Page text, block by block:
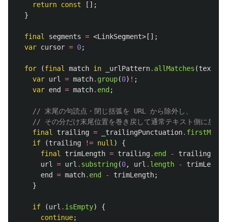
return const
[];
}
final segments = <LinkSegment>[];
var cursor = 0;
for (final match in _urlPattern. allMatches (text
var url = match. group(0) ! ;
var end = match. end ;
// 末尾の句読点・閉じ括弧を URL から除外し、
// その分だけ末尾位置を巻き戻して通常テキスト側に戻す
final
trailing = _trailingPunctuation. firstMatch
if
(trailing != null )
{
final
trimLength = trailing. end - trailing
url
= url . substring(0, url . length -
trimLength
end
= match. end - trimLength;
}
if (url . isEmpty)
{
continue;